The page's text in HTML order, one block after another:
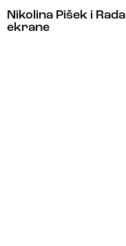
Nikolina Pišek i
ekrane